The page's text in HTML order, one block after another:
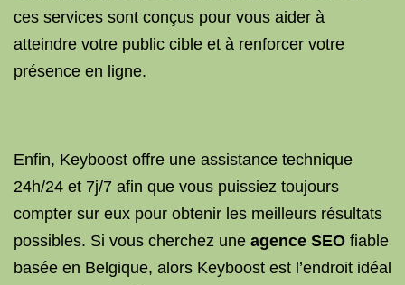
ces services sont conçus pour vous aider à
atteindre votre public cible et à renforcer votre
présence en ligne.
Enfin, Keyboost offre une assistance technique
24h/24 et 7j/7 afin que vous puissiez toujours
compter sur eux pour obtenir les meilleurs résultats
possibles. Si vous cherchez une agence SEO fiable
basée en Belgique, alors Keyboost est l’endroit idéal